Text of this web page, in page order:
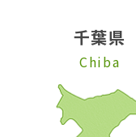
千葉県
Chiba